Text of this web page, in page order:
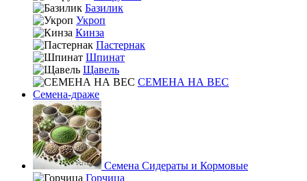
Базилик
Укроп
Кинза
Пастернак
Шпинат
Щавель
СЕМЕНА НА ВЕС
Семена-драже
Семена Сидераты и Кормовые
Горчица